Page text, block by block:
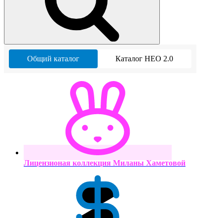
Общий каталог Каталог НЕО 2.0
Лицензионая коллекция Миланы Хаметовой